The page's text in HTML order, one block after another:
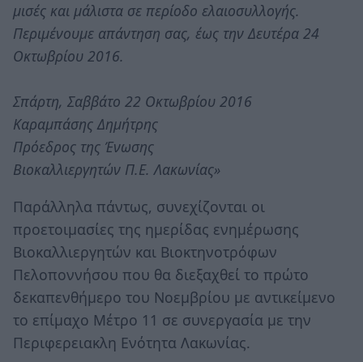
μισές και μάλιστα σε περίοδο ελαιοσυλλογής.
Περιμένουμε απάντηση σας, έως την Δευτέρα 24
Οκτωβρίου 2016.
Σπάρτη, Σαββάτο 22 Οκτωβρίου 2016
Καραμπάσης Δημήτρης
Πρόεδρος της Ένωσης
Βιοκαλλιεργητών Π.Ε. Λακωνίας»
Παράλληλα πάντως, συνεχίζονται οι
προετοιμασίες της ημερίδας ενημέρωσης
Βιοκαλλιεργητών και Βιοκτηνοτρόφων
Πελοποννήσου που θα διεξαχθεί το πρώτο
δεκαπενθήμερο του Νοεμβρίου με αντικείμενο
το επίμαχο Μέτρο 11 σε συνεργασία με την
Περιφερειακλη Ενότητα Λακωνίας.